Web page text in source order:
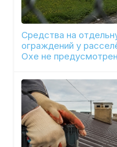
Средства на
ограждений у
Охе не